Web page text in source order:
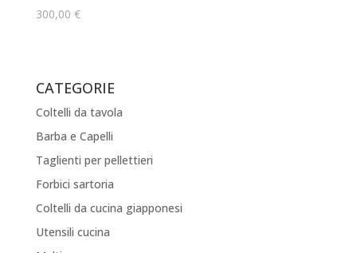
300,00 €
CATEGORIE
Coltelli da tavola
Barba e Capelli
Taglienti per pellettieri
Forbici sartoria
Coltelli da cucina giapponesi
Utensili cucina